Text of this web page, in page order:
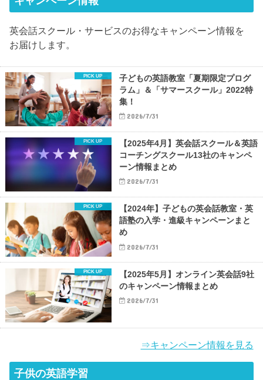
英会話スクール・サービスのお得なキャンペーン情報を
お届けします。
子どもの英語教室「夏期限定プログ
ラム」＆「サマースクール」2022特
集！
2026/7/31
【2025年4月】英会話スクール＆英語
コーチングスクール13社のキャンペ
ーン情報まとめ
2026/7/31
【2024年】子どもの英会話教室・英
語塾の入学・進級キャンペーンまと
め
2026/7/31
【2025年5月】オンライン英会話9社
のキャンペーン情報まとめ
2026/7/31
⇒キャンペーン情報を見る
子供の英語学習